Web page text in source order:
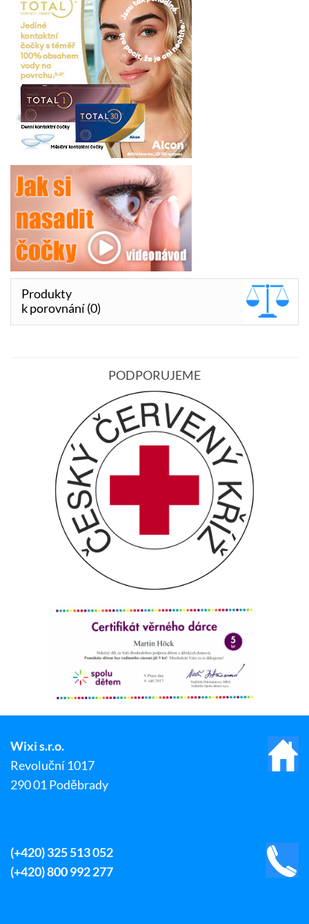
Produkty
k porovnání (0)
PODPORUJEME
Wixi s.r.o.
Revoluční 1017
290 01 Poděbrady
(+420) 325 513 052
(+420) 800 992 277